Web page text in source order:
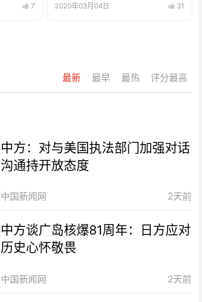
7 2020年03月04日 31
最新 最早 最热 评分最高
中方：对与美国执法部门加强对话
沟通持开放态度
中国新闻网 2天前
中方谈广岛核爆81周年：日方应对
历史心怀敬畏
中国新闻网 2天前